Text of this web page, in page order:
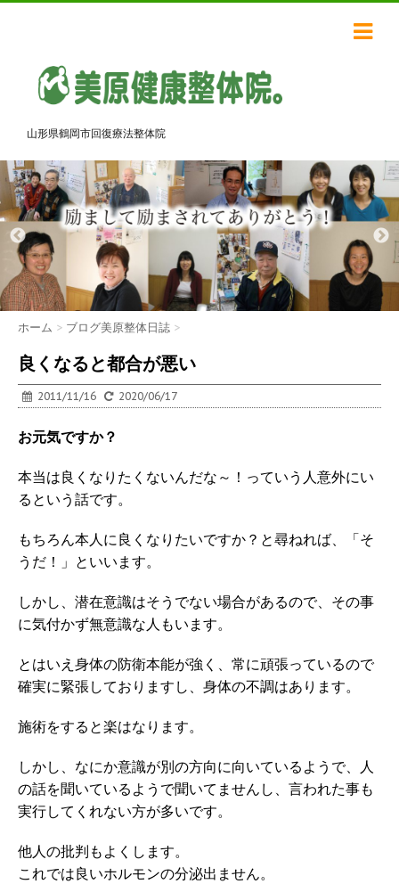
山形県鶴岡市回復療法整体院
ホーム > ブログ美原整体日誌 >
良くなると都合が悪い
2011/11/16 2020/06/17
お元気ですか？
本当は良くなりたくないんだな～！っていう人意外にい
るという話です。
もちろん本人に良くなりたいですか？と尋ねれば、「そ
うだ！」といいます。
しかし、潜在意識はそうでない場合があるので、その事
に気付かず無意識な人もいます。
とはいえ身体の防衛本能が強く、常に頑張っているので
確実に緊張しておりますし、身体の不調はあります。
施術をすると楽はなります。
しかし、なにか意識が別の方向に向いているようで、人
の話を聞いているようで聞いてませんし、言われた事も
実行してくれない方が多いです。
他人の批判もよくします。
これでは良いホルモンの分泌出ません。